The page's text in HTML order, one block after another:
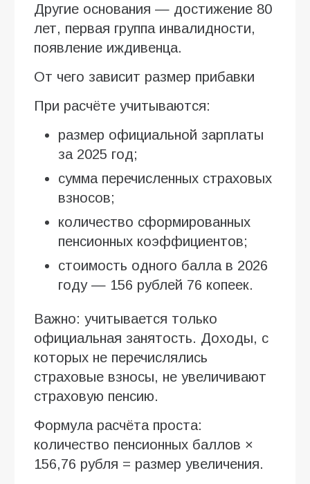
Другие основания — достижение 80
лет, первая группа инвалидности,
появление иждивенца.
От чего зависит размер прибавки
При расчёте учитываются:
размер официальной зарплаты
за 2025 год;
сумма перечисленных страховых
взносов;
количество сформированных
пенсионных коэффициентов;
стоимость одного балла в 2026
году — 156 рублей 76 копеек.
Важно: учитывается только
официальная занятость. Доходы, с
которых не перечислялись
страховые взносы, не увеличивают
страховую пенсию.
Формула расчёта проста:
количество пенсионных баллов ×
156,76 рубля = размер увеличения.